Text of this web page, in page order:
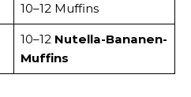
10–12 Muffins
10–12 Nutella-Bananen-
Muffins